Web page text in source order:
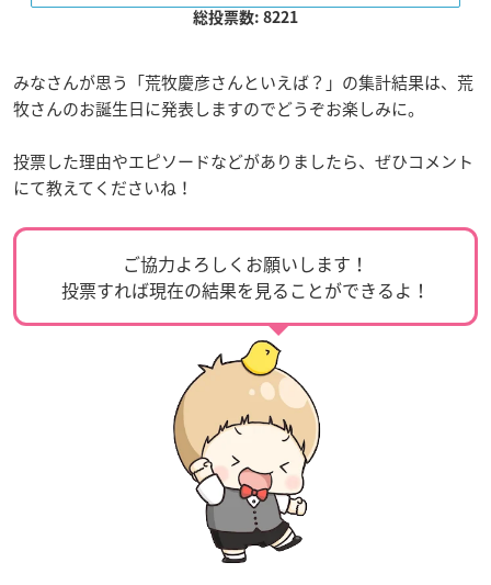
総投票数: 8221
みなさんが思う「荒牧慶彦さんといえば？」の集計結果は、荒
牧さんのお誕生日に発表しますのでどうぞお楽しみに。
投票した理由やエピソードなどがありましたら、ぜひコメント
にて教えてくださいね！
ご協力よろしくお願いします！
投票すれば現在の結果を見ることができるよ！